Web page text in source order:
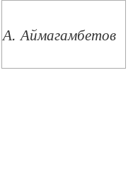
А. Аймагамбетов